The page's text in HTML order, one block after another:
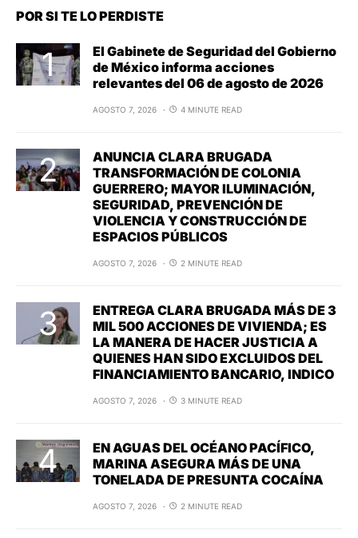
POR SI TE LO PERDISTE
El Gabinete de Seguridad del Gobierno
de México informa acciones
relevantes del 06 de agosto de 2026
AGOSTO 7, 2026 4 MINUTE READ
ANUNCIA CLARA BRUGADA
TRANSFORMACIÓN DE COLONIA
GUERRERO; MAYOR ILUMINACIÓN,
SEGURIDAD, PREVENCIÓN DE
VIOLENCIA Y CONSTRUCCIÓN DE
ESPACIOS PÚBLICOS
AGOSTO 7, 2026 2 MINUTE READ
ENTREGA CLARA BRUGADA MÁS DE 3
MIL 500 ACCIONES DE VIVIENDA; ES
LA MANERA DE HACER JUSTICIA A
QUIENES HAN SIDO EXCLUIDOS DEL
FINANCIAMIENTO BANCARIO, INDICO
AGOSTO 7, 2026 3 MINUTE READ
EN AGUAS DEL OCÉANO PACÍFICO,
MARINA ASEGURA MÁS DE UNA
TONELADA DE PRESUNTA COCAÍNA
AGOSTO 7, 2026 2 MINUTE READ